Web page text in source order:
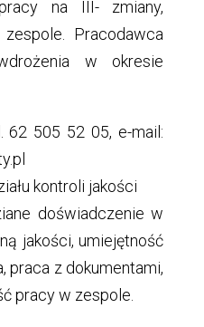
na III- zmiany,
Pracodawca
w okresie
62 505 52 05, e-mail:
kontroli jakości
doświadczenie w
jakości, umiejętność
praca z dokumentami,
pracy w zespole.